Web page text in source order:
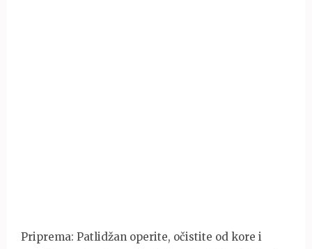
Priprema: Patlidžan operite, očistite od kore i